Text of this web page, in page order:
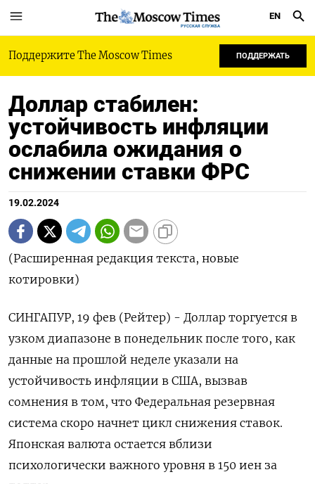
РУССКАЯ СЛУЖБА
EN
Поддержите The Moscow Times ПОДДЕРЖАТЬ
Доллар стабилен:
устойчивость инфляции
ослабила ожидания о
снижении ставки ФРС
19.02.2024
(Расширенная редакция текста, новые
котировки)
СИНГАПУР, 19 фев (Рейтер) - Доллар торгуется в
узком диапазоне в понедельник после того, как
данные на прошлой неделе указали на
устойчивость инфляции в США, вызвав
сомнения в том, что Федеральная резервная
система скоро начнет цикл снижения ставок.
Японская валюта остается вблизи
психологически важного уровня в 150 иен за